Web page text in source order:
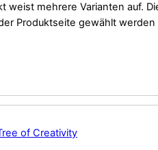
weist mehrere Varianten auf.
Produktseite gewählt werden